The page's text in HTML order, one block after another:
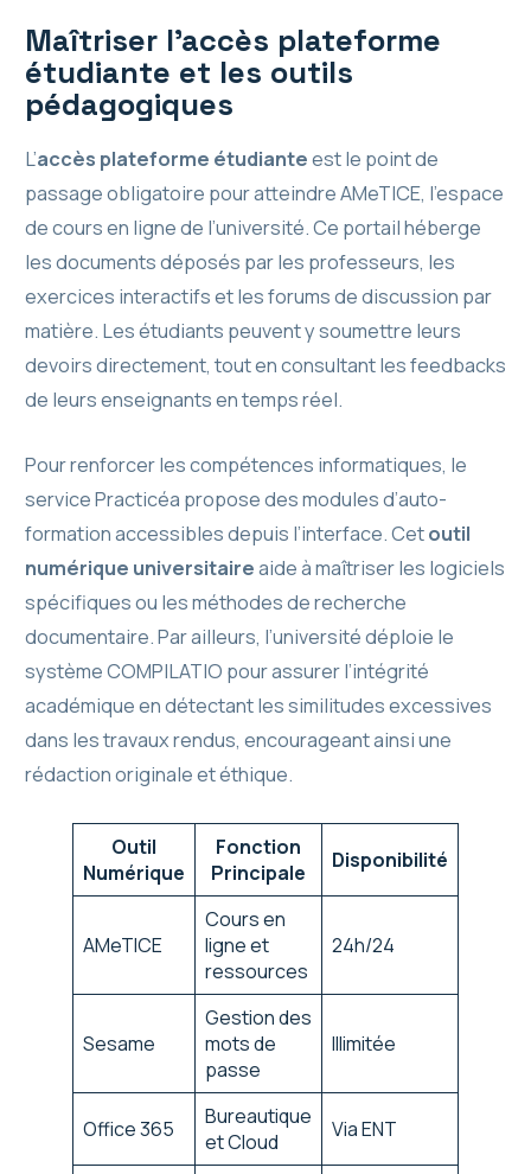
Maîtriser l’accès plateforme
étudiante et les outils
pédagogiques
L’accès plateforme étudianteest le point de
passage obligatoire pour atteindre AMeTICE, l’espace
de cours en ligne de l’université. Ce portail héberge
les documents déposés par les professeurs, les
exercices interactifs et les forums de discussion par
matière. Les étudiants peuvent y soumettre leurs
devoirs directement, tout en consultant les feedbacks
de leurs enseignants en temps réel.
Pour renforcer les compétences informatiques, le
service Practicéa propose des modules d’auto-
formation accessibles depuis l’interface. Cetoutil
numérique universitaireaide à maîtriser les logiciels
spécifiques ou les méthodes de recherche
documentaire. Par ailleurs, l’université déploie le
système COMPILATIO pour assurer l’intégrité
académique en détectant les similitudes excessives
dans les travaux rendus, encourageant ainsi une
rédaction originale et éthique.
Outil
Numérique
Fonction
Principale
Disponibilité
AMeTICE
Cours en
ligne et
ressources
24h/24
Sesame
Gestion des
mots de
passe
Illimitée
Office 365
Bureautique
et Cloud
Via ENT